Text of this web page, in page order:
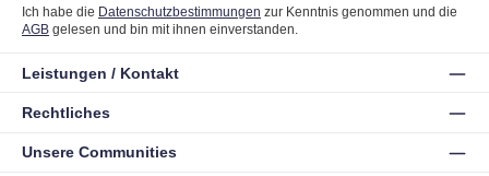
Ich habe die Datenschutzbestimmungen zur Kenntnis genommen und die
AGB gelesen und bin mit ihnen einverstanden.
Unsere Communities
Leistungen / Kontakt
Rechtliches